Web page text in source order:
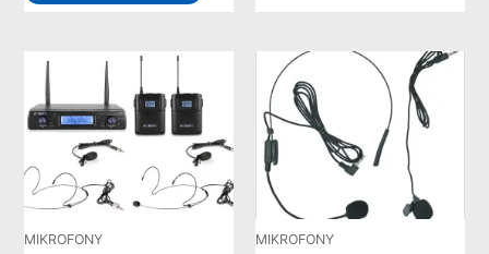
MIKROFONY MIKROFONY